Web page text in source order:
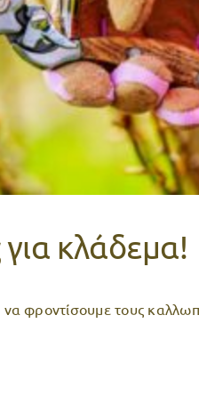
κλάδεμα!
φροντίσουμε τους